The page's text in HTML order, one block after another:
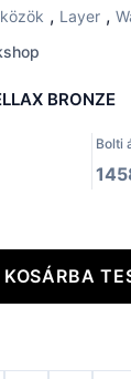
, Layer ,
BRONZE
Bolti
KOSÁRBA